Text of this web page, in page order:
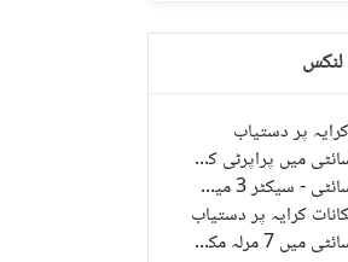
لنکس
پر دستیاب
ائیرپورٹ ہاؤسنگ سوسائٹی میں پراپرٹی کرایہ پر دستیاب
ائیرپورٹ ہاؤسنگ سوسائٹی - سیکٹر 3 میں پراپرٹی کرایہ پر دستیاب
ائیرپورٹ ہاؤسنگ سوسائٹی میں 7 مرلہ مکانات کرایہ پر دستیاب